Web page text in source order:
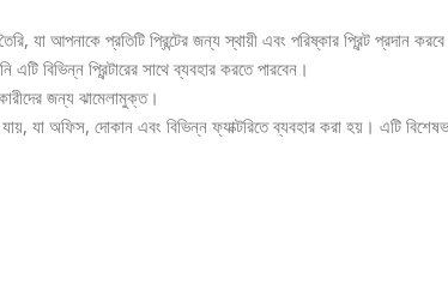
যা আপনাকে প্রতিটি প্রিন্টের জন্য স্থায়ী এবং পরিষ্কার প্রিন্ট প্রদান
বিভিন্ন প্রিন্টারের সাথে ব্যবহার করতে পারবেন।
জন্য ঝামেলামুক্ত।
যায়, যা অফিস, দোকান এবং বিভিন্ন ফ্যাক্টরিতে ব্যবহার করা হয়। এটি